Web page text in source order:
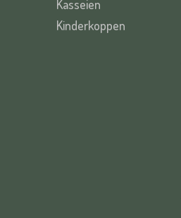
Kasseien
Kinderkoppen